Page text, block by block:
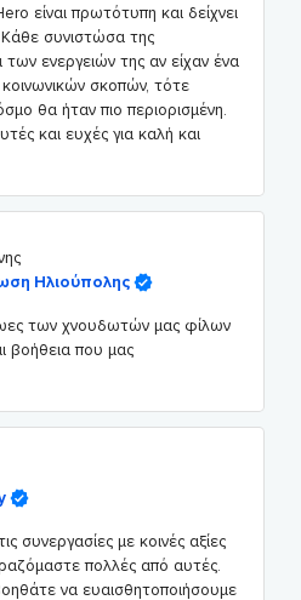
είναι πρωτότυπη και δείχνει
συνιστώσα της
των ενεργειών της αν είχαν ένα
σκοπών, τότε
θα ήταν πιο περιορισμένη.
και ευχές για καλή και
Ηλιούπολης
των χνουδωτών μας φίλων
βοήθεια που μας
συνεργασίες με κοινές αξίες
πολλές από αυτές.
να ευαισθητοποιήσουμε